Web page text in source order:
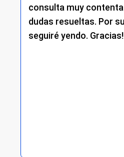
consulta muy
dudas resueltas. Por
seguiré yendo.